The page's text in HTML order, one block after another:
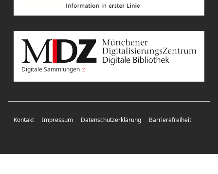
Digitale Sammlungen
Kontakt Impressum Datenschutzerklärung Barrierefreiheit